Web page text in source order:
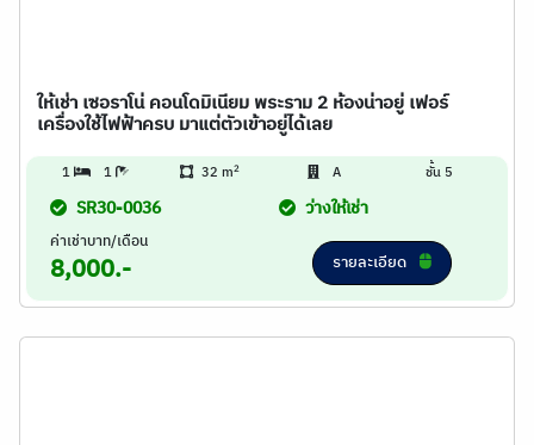
ให้เช่า เซอราโน่ คอนโดมิเนียม พระราม 2 ห้องน่าอยู่ เฟอร์
เครื่องใช้ไฟฟ้าครบ มาแต่ตัวเข้าอยู่ได้เลย
1 1 32 m2 A ชั้น 5
SR30-0036 ว่างให้เช่า
ค่าเช่าบาท/เดือน
8,000.- รายละเอียด